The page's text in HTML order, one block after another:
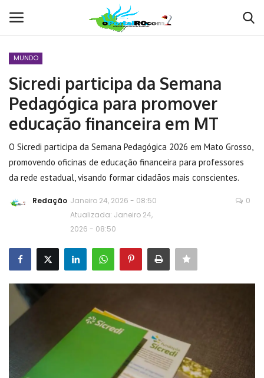
Home
Contato
MUNDO
MUNDO
Sicredi participa da Semana
Pedagógica para promover
educação financeira em MT
O Sicredi participa da Semana Pedagógica 2026 em Mato Grosso,
promovendo oficinas de educação financeira para professores
da rede estadual, visando formar cidadãos mais conscientes.
Redação Janeiro 24, 2026 - 08:50
Atualizada: Janeiro 24,
2026 - 08:50
0